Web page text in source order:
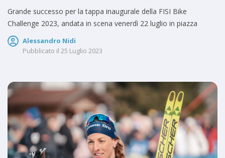
Grande successo per la tappa inaugurale della FISI Bike
Challenge 2023, andata in scena venerdì 22 luglio in piazza
Alessandro Nidi
Pubblicato il 25 Luglio 2023